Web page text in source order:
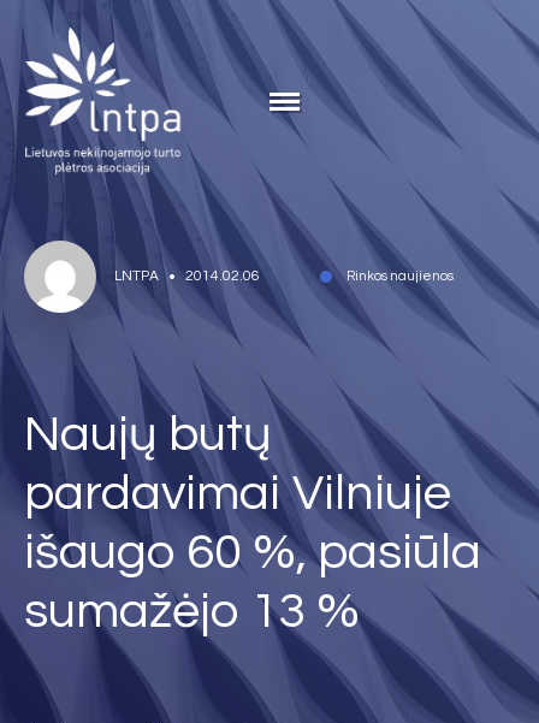
LNTPA 2014.02.06 Rinkos naujienos
Naujų butų
pardavimai Vilniuje
išaugo 60 %, pasiūla
sumažėjo 13 %